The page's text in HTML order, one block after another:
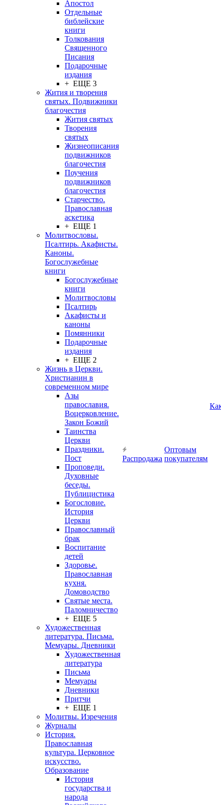
Апостол
Отдельные
библейские
книги
Толкования
Священного
Писания
Подарочные
издания
+ ЕЩЕ 3
Жития и творения
святых. Подвижники
благочестия
Жития святых
Творения
святых
Жизнеописания
подвижников
благочестия
Поучения
подвижников
благочестия
Старчество.
Православная
аскетика
+ ЕЩЕ 1
Молитвословы.
Псалтирь. Акафисты.
Каноны.
Богослужебные
книги
Богослужебные
книги
Молитвословы
Псалтирь
Акафисты и
каноны
Помянники
Подарочные
издания
+ ЕЩЕ 2
Жизнь в Церкви.
Христианин в
современном мире
Азы
православия.
Воцерковление.
Закон Божий
Таинства
Церкви
Праздники.
Пост
Проповеди.
Духовные
беседы.
Публицистика
Богословие.
История
Церкви
Православный
брак
Воспитание
детей
Здоровье.
Православная
кухня.
Домоводство
Святые места.
Паломничество
+ ЕЩЕ 5
Художественная
литература. Письма.
Мемуары. Дневники
Художественная
литература
Письма
Мемуары
Дневники
Притчи
+ ЕЩЕ 1
Молитвы. Изречения
Журналы
История.
Православная
культура. Церковное
искусство.
Образование
История
государства и
народа
Распродажа
Оптовым
покупателям